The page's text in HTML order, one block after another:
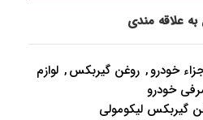
به علاقه مندی
خودرو, روغن گیربکس, لوازم
خودرو
گیربکس لیکومولی